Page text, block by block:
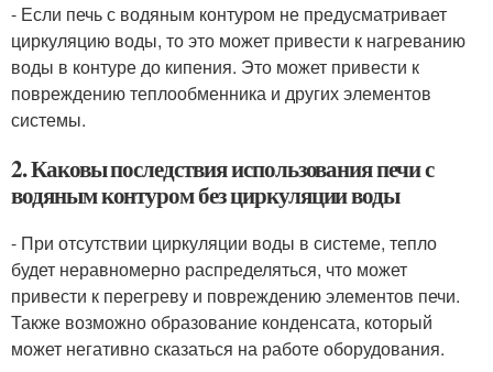
- Если печь с водяным контуром не предусматривает
циркуляцию воды, то это может привести к нагреванию
воды в контуре до кипения. Это может привести к
повреждению теплообменника и других элементов
системы.
2. Каковы последствия использования печи с
водяным контуром без циркуляции воды
- При отсутствии циркуляции воды в системе, тепло
будет неравномерно распределяться, что может
привести к перегреву и повреждению элементов печи.
Также возможно образование конденсата, который
может негативно сказаться на работе оборудования.